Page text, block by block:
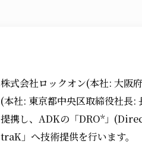
株式会社ロックオン(本社: 大阪
(本社: 東京都中央区取締役社長:
提携し、ADKの「DRO*」
traK」へ技術提供を行います。